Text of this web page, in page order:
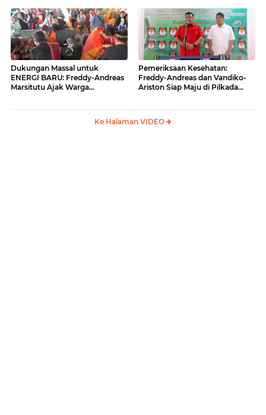
Dukungan Massal untuk
ENERGI BARU: Freddy-Andreas
Marsitutu Ajak Warga
Pemeriksaan Kesehatan:
Freddy-Andreas dan Vandiko-
Ariston Siap Maju di Pilkada
Ke Halaman VIDEO